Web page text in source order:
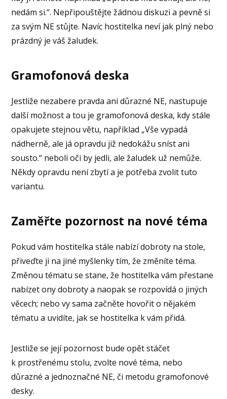
nedám si.“. Nepřipouštějte žádnou diskuzi a pevně si
za svým NE stůjte. Navíc hostitelka neví jak plný nebo
prázdný je váš žaludek.
Gramofonová deska
Jestliže nezabere pravda ani důrazné NE, nastupuje
další možnost a tou je gramofonová deska, kdy stále
opakujete stejnou větu, například „Vše vypadá
nádherně, ale já opravdu již nedokážu sníst ani
sousto.“ neboli oči by jedli, ale žaludek už nemůže.
Někdy opravdu není zbytí a je potřeba zvolit tuto
variantu.
Zaměřte pozornost na nové téma
Pokud vám hostitelka stále nabízí dobroty na stole,
přiveďte ji na jiné myšlenky tím, že změníte téma.
Změnou tématu se stane, že hostitelka vám přestane
nabízet ony dobroty a naopak se rozpovídá o jiných
věcech; nebo vy sama začněte hovořit o nějakém
tématu a uvidíte, jak se hostitelka k vám přidá.
Jestliže se její pozornost bude opět stáčet
k prostřenému stolu, zvolte nové téma, nebo
důrazné a jednoznačné NE, či metodu gramofonové
desky.